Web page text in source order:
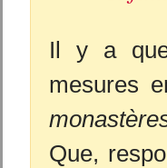
Il y a
mesures
Que,